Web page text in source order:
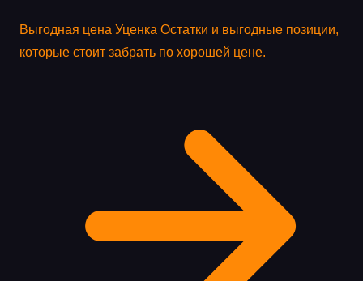
Выгодная цена Уценка Остатки и выгодные позиции,
которые стоит забрать по хорошей цене.